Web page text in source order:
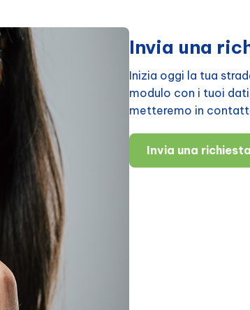
Invia una
Inizia oggi la tua
modulo con i tuoi
metteremo in
Invia una